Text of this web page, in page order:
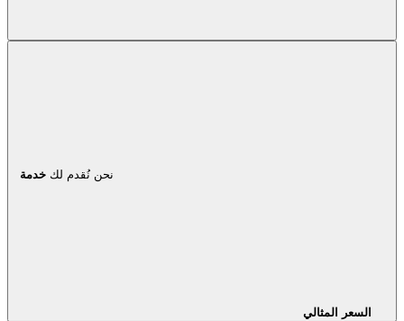
نحن نُقدم لك خدمة
السعر المثالي